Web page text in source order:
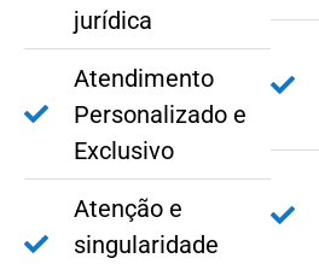
jurídica
Atendimento
Personalizado e
Exclusivo
Atenção e
singularidade